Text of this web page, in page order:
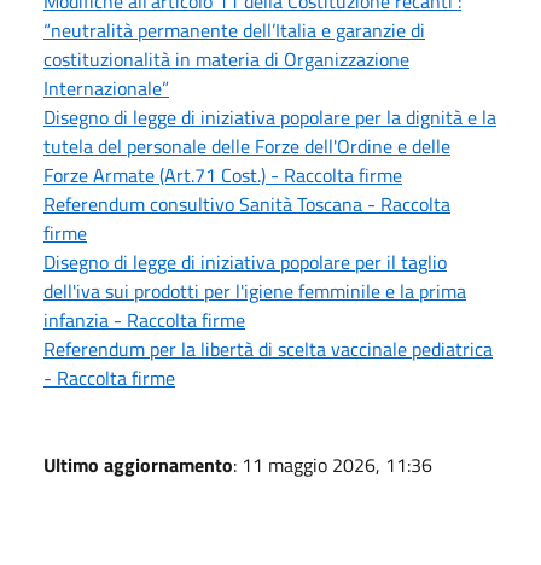
“neutralità permanente dell’Italia e garanzie di
costituzionalità in materia di Organizzazione
Internazionale”
Disegno di legge di iniziativa popolare per la dignità e la
tutela del personale delle Forze dell'Ordine e delle
Forze Armate (Art.71 Cost.) - Raccolta firme
Referendum consultivo Sanità Toscana - Raccolta
firme
Disegno di legge di iniziativa popolare per il taglio
dell'iva sui prodotti per l'igiene femminile e la prima
infanzia - Raccolta firme
Referendum per la libertà di scelta vaccinale pediatrica
- Raccolta firme
Ultimo aggiornamento: 11 maggio 2026, 11:36